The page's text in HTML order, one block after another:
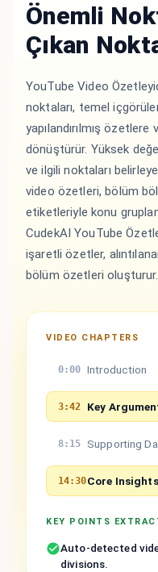
VIDEO CHAPTERS
0:00 Introduction
3:42 Key
8:15 Supporting
14:30Core Insights
KEY POINTS
Auto-detected
divisions.
Önemli
Çıkan
YouTube Video
noktaları, temel
yapılandırılmış
dönüştürür. Yüksek
ve ilgili noktaları
video özetleri, bölüm
etiketleriyle konu
CudekAI YouTube
işaretli özetler,
bölüm özetleri oluşturur.